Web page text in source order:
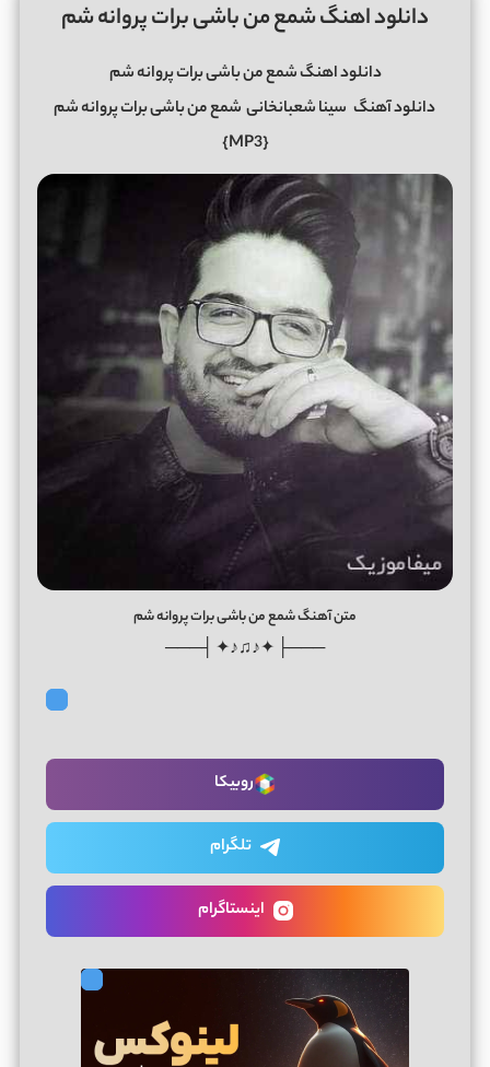
دانلود اهنگ شمع من باشی برات پروانه شم
دانلود اهنگ شمع من باشی برات پروانه شم
دانلود آهنگ سینا شعبانخانی شمع من باشی برات پروانه شم
{MP3}
متن آهنگ شمع من باشی برات پروانه شم
───├ ✦♪♫♪✦ ┤───
روبیکا
تلگرام
اینستاگرام